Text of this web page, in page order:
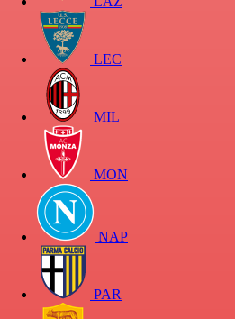
LEC
MIL
MON
NAP
PAR